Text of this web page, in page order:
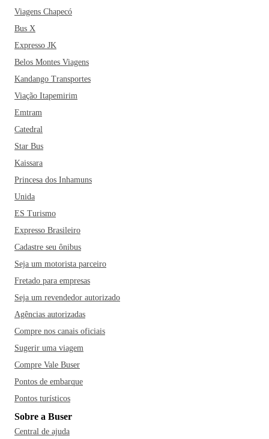
Bar do Takashi e os restaurantes preferidos da cidade, como
o Restaurante Mandarim, o clássico Iracema e o Bella Capri
famosos e procurados pelos turistas estão o Hotel Líder e o
Paradise Inn Hotel que, inclusive, oferecem um ótimo café
da manhã para os seus hóspedes. Aproveite a viagem!
Viagens Chapecó
Bus X
Expresso JK
Belos Montes Viagens
Kandango Transportes
Viação Itapemirim
Emtram
Catedral
Star Bus
Kaissara
Princesa dos Inhamuns
Unida
ES Turismo
Expresso Brasileiro
Cadastre seu ônibus
Seja um motorista parceiro
Fretado para empresas
Seja um revendedor autorizado
Agências autorizadas
Compre nos canais oficiais
Sugerir uma viagem
Compre Vale Buser
Pontos de embarque
Pontos turísticos
Sobre a Buser
Central de ajuda